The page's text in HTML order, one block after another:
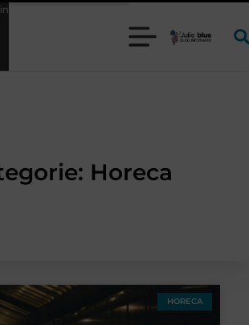
bij uw productieproces?
Horeca
HORECA